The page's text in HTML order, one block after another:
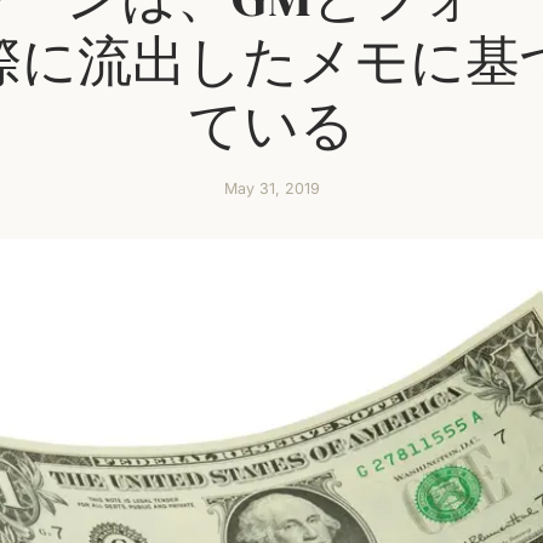
に流出したメモに基
ている
May 31, 2019